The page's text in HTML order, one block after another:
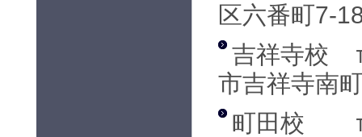
区六番町7-
吉祥寺校
市吉祥寺南
町田校